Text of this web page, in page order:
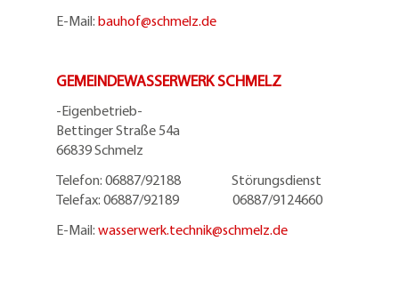
E-Mail: bauhof@schmelz.de
GEMEINDEWASSERWERK SCHMELZ
-Eigenbetrieb-
Bettinger Straße 54a
66839 Schmelz
Telefon: 06887/92188 Störungsdienst
Telefax: 06887/92189 06887/9124660
E-Mail: wasserwerk.technik@schmelz.de